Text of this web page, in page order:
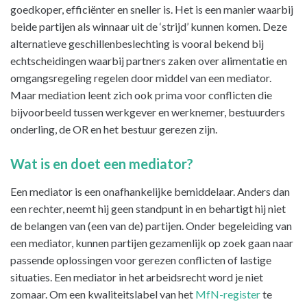
goedkoper, efficiënter en sneller is. Het is een manier waarbij
beide partijen als winnaar uit de ‘strijd’ kunnen komen. Deze
alternatieve geschillenbeslechting is vooral bekend bij
echtscheidingen waarbij partners zaken over alimentatie en
omgangsregeling regelen door middel van een mediator.
Maar mediation leent zich ook prima voor conflicten die
bijvoorbeeld tussen werkgever en werknemer, bestuurders
onderling, de OR en het bestuur gerezen zijn.
Wat is en doet een mediator?
Een mediator is een onafhankelijke bemiddelaar. Anders dan
een rechter, neemt hij geen standpunt in en behartigt hij niet
de belangen van (een van de) partijen. Onder begeleiding van
een mediator, kunnen partijen gezamenlijk op zoek gaan naar
passende oplossingen voor gerezen conflicten of lastige
situaties. Een mediator in het arbeidsrecht word je niet
zomaar. Om een kwaliteitslabel van het MfN-registerte